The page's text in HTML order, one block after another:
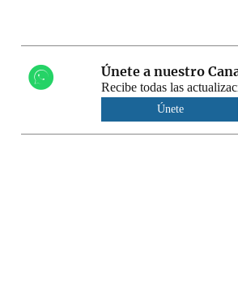
Únete a nuestro
Recibe todas las
Únete